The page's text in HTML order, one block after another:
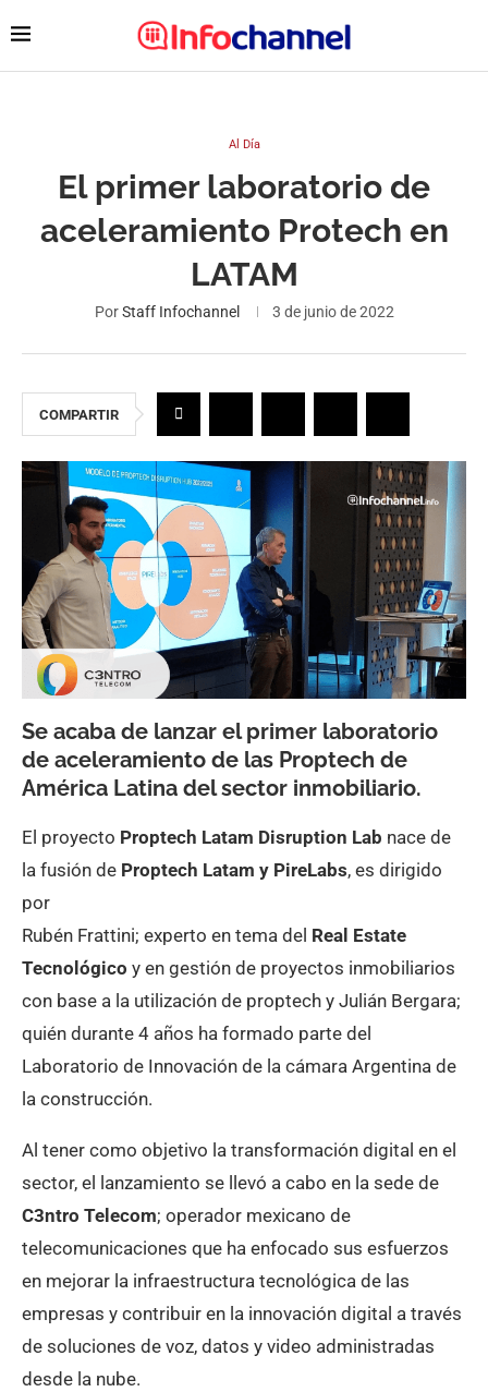
Al Día
El primer laboratorio de
aceleramiento Protech en
LATAM
PorStaff Infochannel 3 de junio de 2022
COMPARTIR
Se acaba de lanzar el primer laboratorio
de aceleramiento de las Proptech de
América Latina del sector inmobiliario.
El proyecto Proptech Latam Disruption Lab nace de
la fusión de Proptech Latam y PireLabs, es dirigido
por
Rubén Frattini; experto en tema del Real Estate
Tecnológico y en gestión de proyectos inmobiliarios
con base a la utilización de proptech y Julián Bergara;
quién durante 4 años ha formado parte del
Laboratorio de Innovación de la cámara Argentina de
la construcción.
Al tener como objetivo la transformación digital en el
sector, el lanzamiento se llevó a cabo en la sede de
C3ntro Telecom; operador mexicano de
telecomunicaciones que ha enfocado sus esfuerzos
en mejorar la infraestructura tecnológica de las
empresas y contribuir en la innovación digital a través
de soluciones de voz, datos y video administradas
desde la nube.